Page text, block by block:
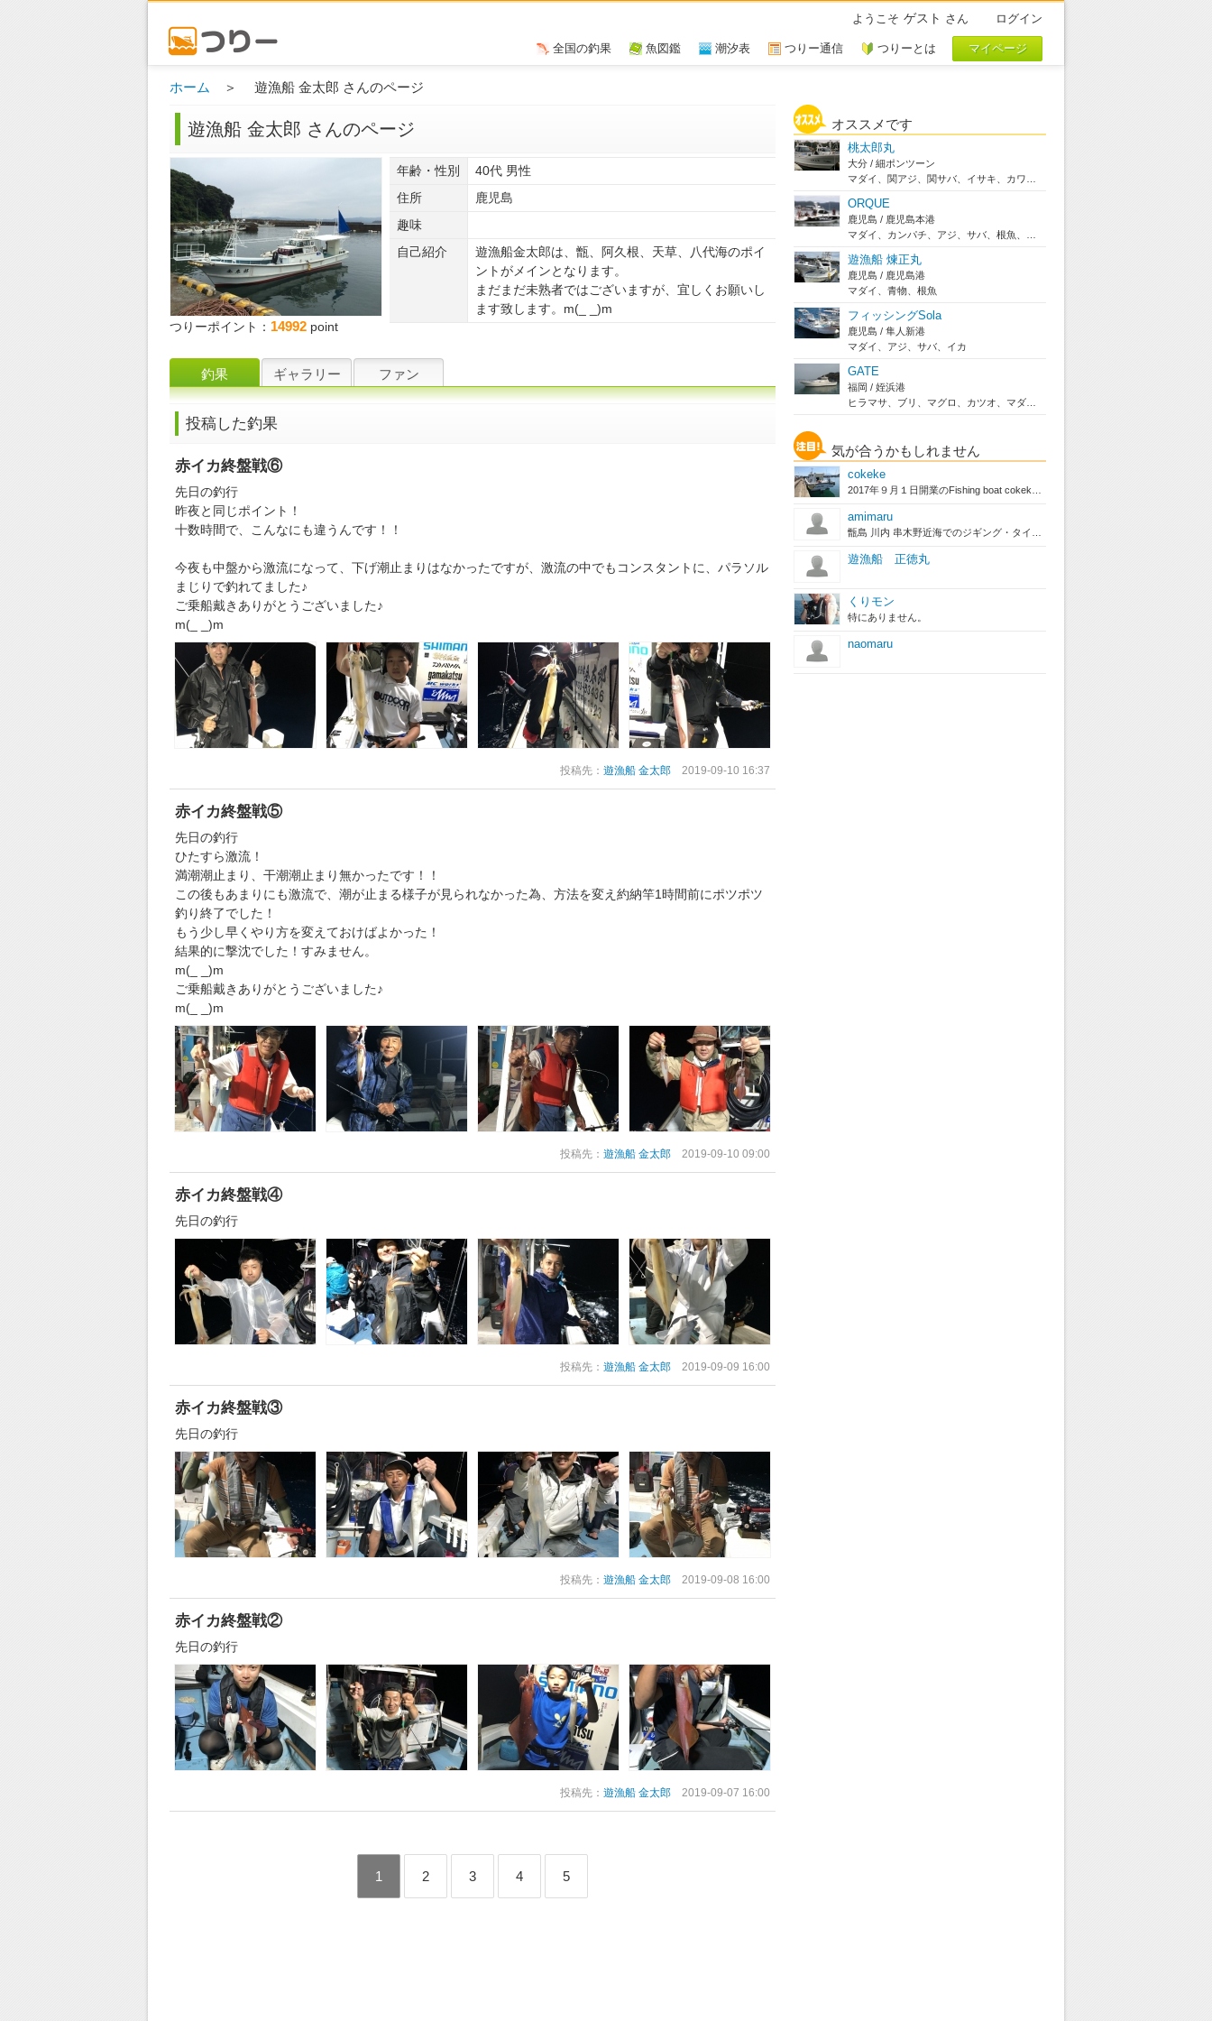
ようこそ ゲスト さん ログイン
つりーとは
つりー通信
潮汐表
魚図鑑
全国の釣果
ホーム ＞ 遊漁船 金太郎 さんのページ
遊漁船 金太郎 さんのページ
つりーポイント： 14992 point
年齢・性別
40代 男性
住所
鹿児島
趣味
自己紹介
遊漁船金太郎は、甑、阿久根、天草、八代海のポイ
ントがメインとなります。
まだまだ未熟者ではございますが、宜しくお願いし
ます致します。m(_ _)m
釣果 ギャラリー ファン
投稿した釣果
赤イカ終盤戦⑥
先日の釣行
昨夜と同じポイント！
十数時間で、こんなにも違うんです！！
今夜も中盤から激流になって、下げ潮止まりはなかったですが、激流の中でもコンスタントに、パラソル
まじりで釣れてました♪
ご乗船戴きありがとうございました♪
m(_ _)m
投稿先： 遊漁船 金太郎 2019-09-10 16:37
赤イカ終盤戦⑤
先日の釣行
ひたすら激流！
満潮潮止まり、干潮潮止まり無かったです！！
この後もあまりにも激流で、潮が止まる様子が見られなかった為、方法を変え約納竿1時間前にポツポツ
釣り終了でした！
もう少し早くやり方を変えておけばよかった！
結果的に撃沈でした！すみません。
m(_ _)m
ご乗船戴きありがとうございました♪
m(_ _)m
投稿先： 遊漁船 金太郎 2019-09-10 09:00
赤イカ終盤戦④
先日の釣行
投稿先： 遊漁船 金太郎 2019-09-09 16:00
赤イカ終盤戦③
先日の釣行
投稿先： 遊漁船 金太郎 2019-09-08 16:00
赤イカ終盤戦②
先日の釣行
投稿先： 遊漁船 金太郎 2019-09-07 16:00
1 2 3 4 5
オススメです
桃太郎丸
大分 / 細ポンツーン
ORQUE
鹿児島 / 鹿児島本港
遊漁船 煉正丸
鹿児島 / 鹿児島港
マダイ、青物、根魚
フィッシングSola
鹿児島 / 隼人新港
マダイ、アジ、サバ、イカ
GATE
福岡 / 姪浜港
気が合うかもしれません
cokeke
amimaru
遊漁船 正徳丸
くりモン
特にありません。
naomaru